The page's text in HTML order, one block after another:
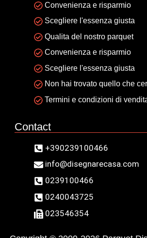
Convenienza e risparmio
Scegliere l'essenza giusta
Qualita del nostro parquet
Convenienza e risparmio
Scegliere l'essenza giusta
Non hai trovato quello che
Termini e condizioni di
Contact
+390239100466
info@disegnarecasa.com
0239100466
0240043725
023546354